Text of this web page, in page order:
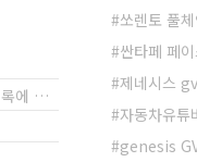
생물 분양을 원하시는 분께서는 방명록에 비밀글⋯
쏘렌토 풀
싼타페 페
제네시스
자동차유튜
genesis